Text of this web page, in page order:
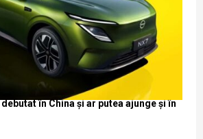
în China și ar putea ajunge și în